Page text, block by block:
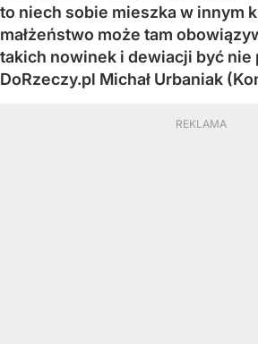
to niech sobie mieszka w innym
małżeństwo może tam
takich nowinek i dewiacji być nie
DoRzeczy.pl Michał Urbaniak